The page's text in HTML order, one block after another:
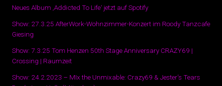
Neues Album ‚Addicted To Life‘ jetzt auf Spotify
Show: 27.3.25 AfterWork-Wohnzimmer-Konzert im Roody Tanzcafe
Giesing
Show: 7.3.25 Tom Henzen 50th Stage Anniversary CRAZY69 |
Crossing | Raumzeit
Show: 24.2.2023 – MIx the Unmixable: Crazy69 & Jester’s Tears